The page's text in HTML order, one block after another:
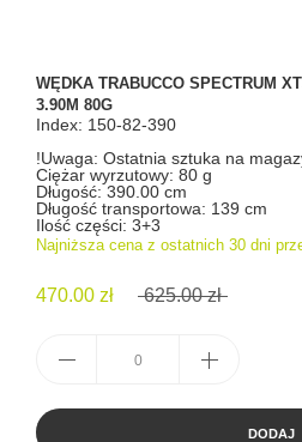
WĘDKA TRABUCCO SPECTRUM
3.90M 80G
Index: 150-82-390
!Uwaga: Ostatnia sztuka na
Ciężar wyrzutowy: 80 g
Długość: 390.00 cm
Długość transportowa: 139 cm
Ilość części: 3+3
Najniższa cena z ostatnich 30 dni
470.00 zł 625.00 zł
DODAJ